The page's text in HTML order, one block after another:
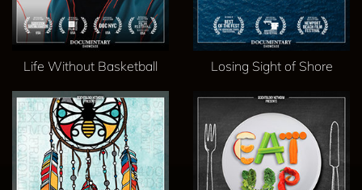
Life Without Basketball Losing Sight of Shore